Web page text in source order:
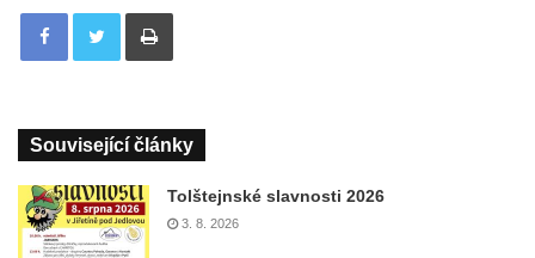
Tisknout
Související články
Tolštejnské slavnosti 2026
3. 8. 2026